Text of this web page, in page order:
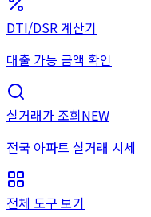
DTI/DSR 계산기
대출 가능 금액 확인
실거래가 조회NEW
전국 아파트 실거래 시세
전체 도구 보기